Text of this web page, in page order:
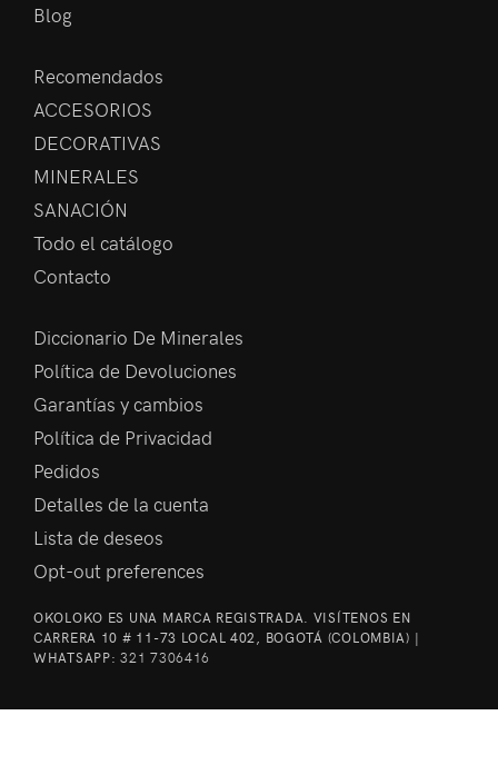
Blog
Recomendados
ACCESORIOS
DECORATIVAS
MINERALES
SANACIÓN
Todo el catálogo
Contacto
Diccionario De Minerales
Política de Devoluciones
Garantías y cambios
Política de Privacidad
Pedidos
Detalles de la cuenta
Lista de deseos
Opt-out preferences
OKOLOKO ES UNA MARCA REGISTRADA. VISÍTENOS EN
CARRERA 10 # 11-73 LOCAL 402, BOGOTÁ (COLOMBIA) |
WHATSAPP:321 7306416